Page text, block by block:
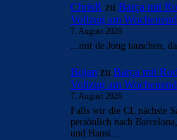
ChrisR zu Barça mit
Vollzug am
7. August 2026
...mit de Jong tauschen,
Bojan zu Barça mit
Vollzug am
7. August 2026
Falls wir die CL nächste
persönlich nach
und Hansi…